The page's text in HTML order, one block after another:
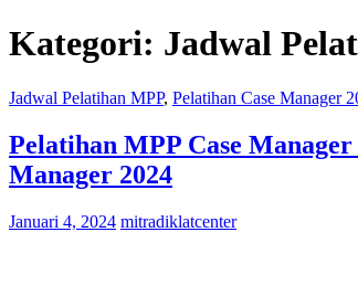
Kategori: Jadwal
Jadwal Pelatihan MPP, Pelatihan Case Manager
Pelatihan MPP Case
Manager 2024
Januari 4, 2024 mitradiklatcenter